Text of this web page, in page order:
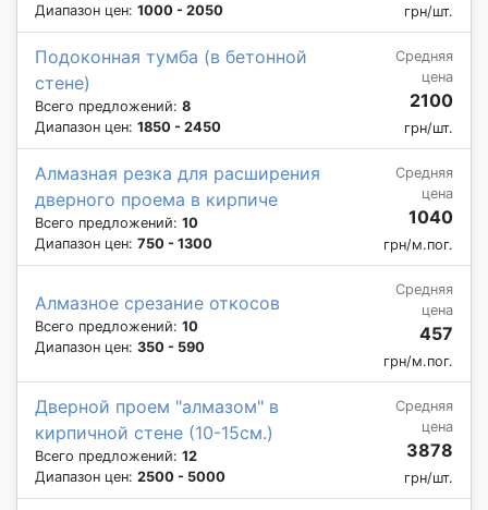
Диапазон цен: 1000 - 2050 грн/шт.
Подоконная тумба (в бетонной
стене)
Всего предложений: 8
Диапазон цен: 1850 - 2450
Средняя
цена
2100
грн/шт.
Алмазная резка для расширения
дверного проема в кирпиче
Всего предложений: 10
Диапазон цен: 750 - 1300
Средняя
цена
1040
грн/м.пог.
Алмазное срезание откосов
Всего предложений: 10
Диапазон цен: 350 - 590
Средняя
цена
457
грн/м.пог.
Дверной проем "алмазом" в
кирпичной стене (10-15см.)
Всего предложений: 12
Диапазон цен: 2500 - 5000
Средняя
цена
3878
грн/шт.